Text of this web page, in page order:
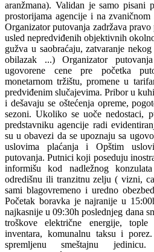
aranžmana). Validan je samo pisani
prostorijama agencije i na zvaničnom
Organizator putovanja zadržava
usled nepredviđenih objektivnih
gužva u saobraćaju, zatvaranje
obilazak ...) Organizator
ugovorene cene pre početka
monetarnom tržištu, promene u
predviđenim slučajevima. Pribor u
i dešavaju se oštećenja opreme,
sezoni. Ukoliko se uoče nedostaci,
predstavniku agencije radi
su u obavezi da se upoznaju sa
uslovima plaćanja i Opštim
putovanja. Putnici koji poseduju
informišu kod nadležnog
odredišnu ili tranzitnu zelju ( vizni,
sami blagovremeno i uredno
Početak boravka je najranije u
najkasnije u 09:30h poslednjeg dana
troškove električne energije,
inventara, komunalnu taksu i
spremljenu smeštajnu